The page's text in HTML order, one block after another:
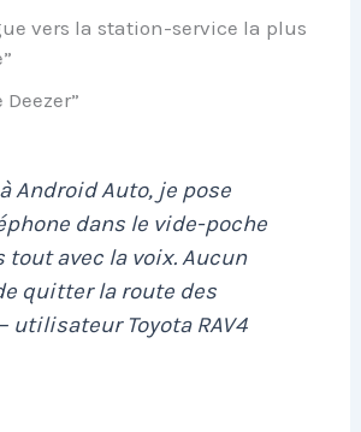
vers la station-service la plus
Deezer”
Android Auto, je pose
dans le vide-poche
tout avec la voix. Aucun
quitter la route des
utilisateur Toyota RAV4